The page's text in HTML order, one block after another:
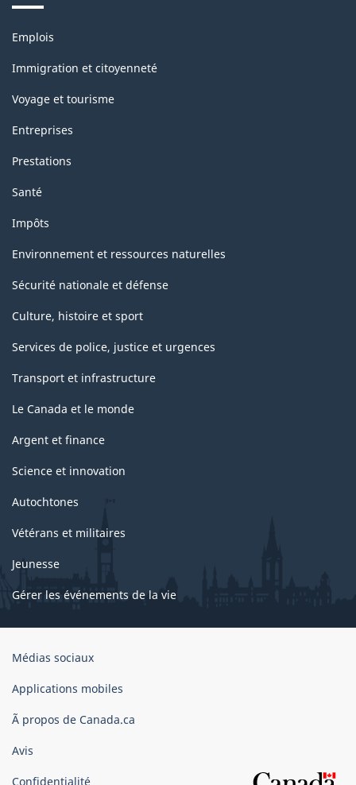
Thèmes
sujets
Emplois
Immigration et citoyenneté
Voyage et tourisme
Entreprises
Prestations
Santé
Impôts
Environnement et ressources naturelles
Sécurité nationale et défense
Culture, histoire et sport
Services de police, justice et urgences
Transport et infrastructure
Le Canada et le monde
Argent et finance
Science et innovation
Autochtones
Vétérans et militaires
Jeunesse
Gérer les événements de la vie
Organisation
gouvernement
Canada
Médias sociaux
Applications mobiles
Ã propos de Canada.ca
Avis
Confidentialité